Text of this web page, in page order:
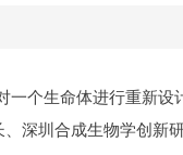
一个生命体进行重新
深圳合成生物学创新